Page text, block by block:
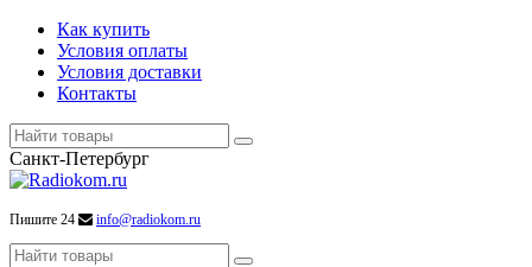
Как купить
Условия оплаты
Условия доставки
Контакты
Санкт-Петербург
Пишите 24 info@radiokom.ru